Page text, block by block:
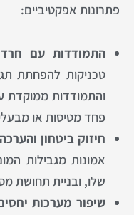
פתרונות אפקטיביים:
התמודדות עם
טכניקות להפחתת
והתמודדות ממוקדת
פחד מטיסות או
חיזוק ביטחון
אמונות מגבילות
שלו, ובניית תחושת
שיפור מערכות